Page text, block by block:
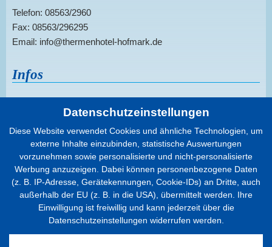
Datenschutzeinstellungen
Diese Website verwendet Cookies und ähnliche Technologien, um
externe Inhalte einzubinden, statistische Auswertungen
vorzunehmen sowie personalisierte und nicht-personalisierte
Werbung anzuzeigen. Dabei können personenbezogene Daten
(z. B. IP-Adresse, Gerätekennungen, Cookie-IDs) an Dritte, auch
außerhalb der EU (z. B. in die USA), übermittelt werden. Ihre
Einwilligung ist freiwillig und kann jederzeit über die
Datenschutzeinstellungen widerrufen werden.
Telefon: 08563/2960
Fax: 08563/296295
Email: info@thermenhotel-hofmark.de
Infos
Sitemap
Cookies
Infos
Impressum
Barrierefreiheit
Prospekt anfordern